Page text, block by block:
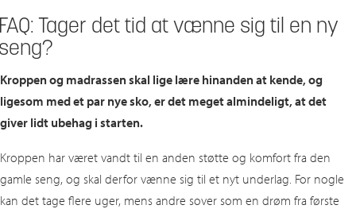
Tager det tid at vænne sig til en ny
Kroppen og madrassen skal lige lære hinanden at kende, og
ligesom med et par nye sko, er det meget almindeligt, at det
giver lidt ubehag i starten.
Kroppen har været vandt til en anden støtte og komfort fra den
gamle seng, og skal derfor vænne sig til et nyt underlag. For nogle
kan det tage flere uger, mens andre sover som en drøm fra første